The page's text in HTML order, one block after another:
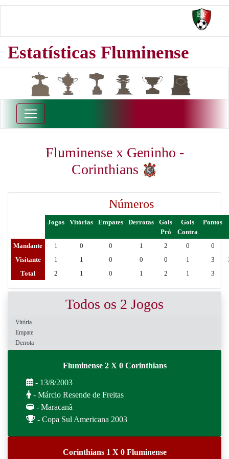
Estatísticas Fluminense
Fluminense x Geninho -
Corinthians
Números
Jogos Vitórias Empates Derrotas
Gols
Pró
Gols
Contra
Pontos
Mandante 1 0 0 1 2 0
0
Visitante
1 1 0 0 0 1 3
Total
2 1 0 1 2 1 3
Todos os 2 Jogos
Vitória
Empate
Derrota
Fluminense 2 X 0 Corinthians
- 13/8/2003
- Márcio Resende de Freitas
- Maracanã
- Copa Sul Americana 2003
Corinthians 1 X 0 Fluminense